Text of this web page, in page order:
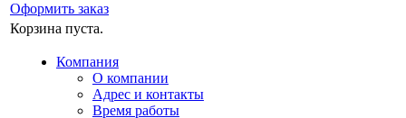
Оформить заказ
Корзина пуста.
Компания
О компании
Адрес и контакты
Время работы